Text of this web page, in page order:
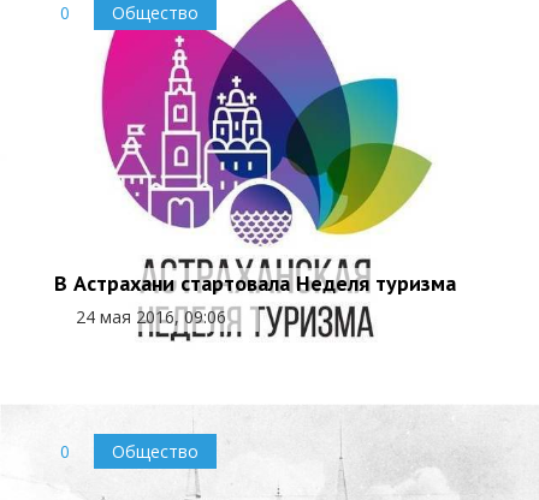
0 Общество
В Астрахани стартовала Неделя туризма
24 мая 2016, 09:06
0 Общество